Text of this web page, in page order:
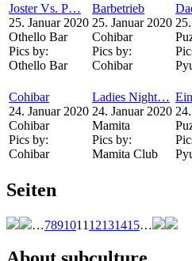
Joster Vs. P…
25. Januar 2020
Othello Bar
Pics by:
Othello Bar
Barbetrieb
25. Januar 2020
Cohibar
Pics by:
Cohibar
Cohibar
24. Januar 2020
Cohibar
Pics by:
Cohibar
Ladies Night…
24. Januar 2020
Mamita
Pics by:
Mamita Club
Seiten
…7891011 12131415…